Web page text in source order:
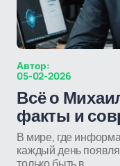
Автор:
05-02-2026
Всё о
факты и
В мире, где
каждый день